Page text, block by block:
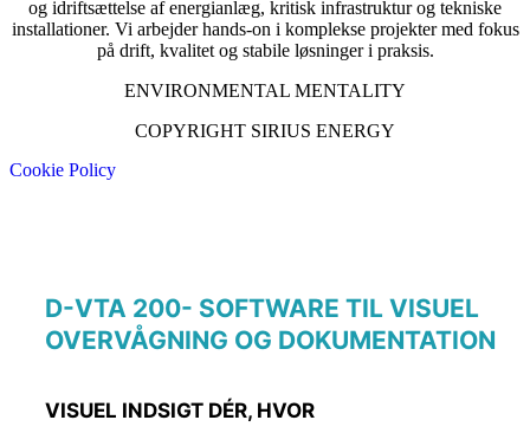
og idriftsættelse af energianlæg, kritisk infrastruktur og tekniske
installationer. Vi arbejder hands-on i komplekse projekter med fokus
på drift, kvalitet og stabile løsninger i praksis.
ENVIRONMENTAL MENTALITY
COPYRIGHT SIRIUS ENERGY
Cookie Policy
D-VTA 200- SOFTWARE TIL VISUEL
OVERVÅGNING OG DOKUMENTATION
VISUEL INDSIGT DÉR, HVOR